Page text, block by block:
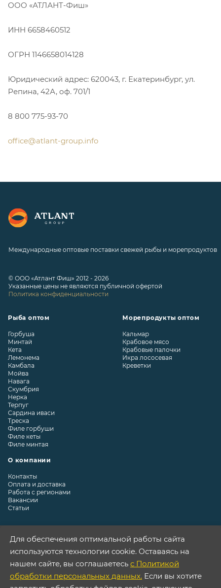
ООО «АТЛАНТ-Фиш»
ИНН 6658460512
ОГРН 1146658014128
Юридический адрес: 620043, г. Екатеринбург, ул.
Репина, 42А, оф. 701/1
8 800 775-93-70
office@atlant-group.info
Международные оптовые поставки свежей рыбы и морепродуктов
© ООО «Атлант Фиш» 2012 - 2026
Указанные цены не являются публичной офертой
Политика конфиденциальности
О компании
Контакты
Оплата и доставка
Работа с регионами
Вакансии
Статьи
Рыба оптом
Горбуша
Минтай
Кета
Лемонема
Камбала
Мойва
Навага
Скумбрия
Нерка
Терпуг
Сардина иваси
Треска
Филе горбуши
Филе кеты
Филе минтая
Морепродукты оптом
Кальмар
Крабовое мясо
Крабовые палочки
Икра лососевая
Креветки
Контакты
Астана, ул. Достык, 5/2
Для обеспечения оптимальной работы сайта
используются технологии cookie. Оставаясь на
нашем сайте, вы соглашаетесь с Политикой
обработки персональных данных. Если вы хотите